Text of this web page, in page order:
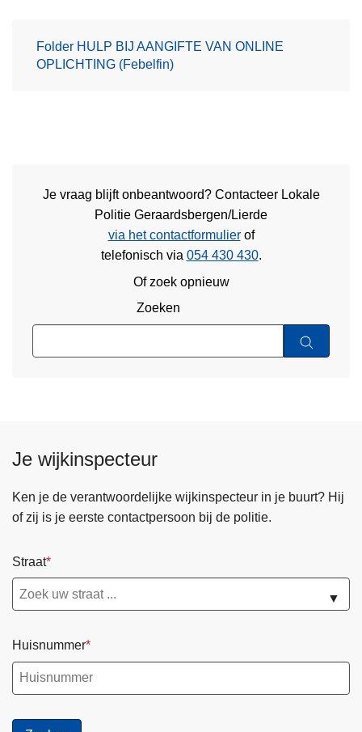
Folder HULP BIJ AANGIFTE VAN ONLINE
OPLICHTING (Febelfin)
Je vraag blijft onbeantwoord? Contacteer Lokale
Politie Geraardsbergen/Lierde
via het contactformulierof
telefonisch via 054 430 430.
Of zoek opnieuw
Zoeken
Je wijkinspecteur
Ken je de verantwoordelijke wijkinspecteur in je buurt? Hij
of zij is je eerste contactpersoon bij de politie.
Straat
▼
Huisnummer